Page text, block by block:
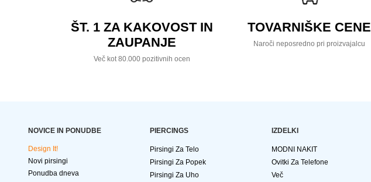
ŠT. 1 ZA KAKOVOST IN
ZAUPANJE
Več kot 80.000 pozitivnih ocen
TOVARNIŠKE CENE
Naroči neposredno pri proizvajalcu
NOVICE IN PONUDBE
Design It!
Novi pirsingi
Ponudba dneva
PIERCINGS
Pirsingi Za Telo
Pirsingi Za Popek
Pirsingi Za Uho
IZDELKI
MODNI NAKIT
Ovitki Za Telefone
Več